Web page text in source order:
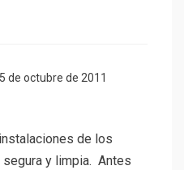
5 de octubre de 2011
de los
y limpia. Antes